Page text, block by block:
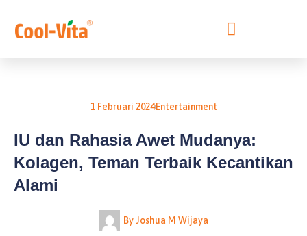
konten
1 Februari 2024Entertainment
IU dan Rahasia Awet Mudanya:
Kolagen, Teman Terbaik Kecantikan
Alami
ByJoshua M Wijaya